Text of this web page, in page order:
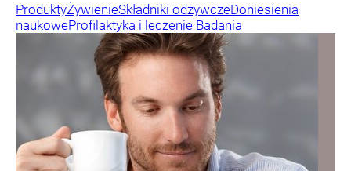
ProduktyŻywienieSkładniki odżywczeDoniesienia
naukoweProfilaktyka i leczenie Badania